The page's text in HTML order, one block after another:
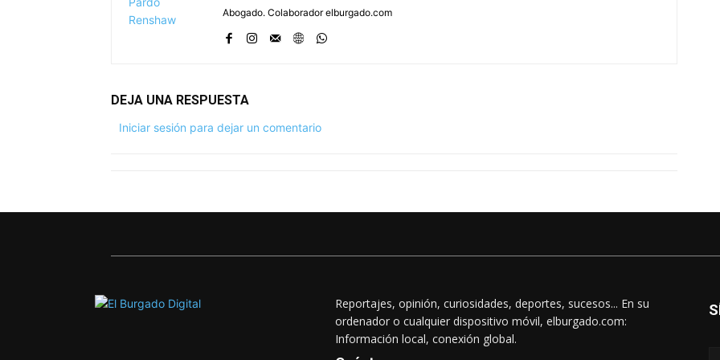
Abogado. Colaborador elburgado.com
DEJA UNA RESPUESTA
Iniciar sesión para dejar un comentario
Reportajes, opinión, curiosidades, deportes, sucesos... En su
ordenador o cualquier dispositivo móvil, elburgado.com:
Información local, conexión global.